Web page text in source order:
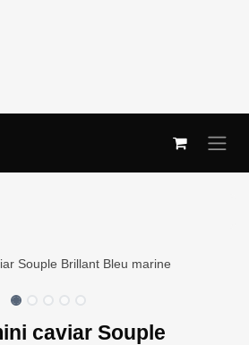
Souple Brillant Bleu marine
caviar Souple